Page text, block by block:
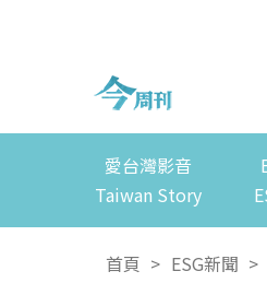
愛台灣影音
Taiwan Story
首頁 > ESG新聞 >